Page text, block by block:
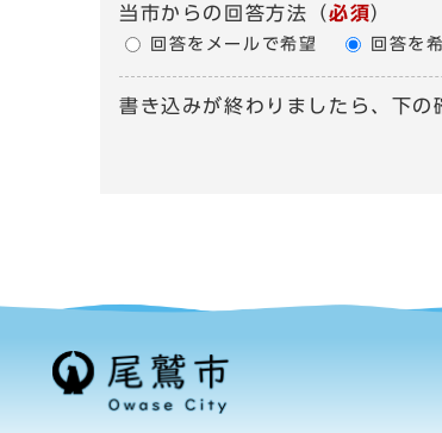
当市からの回答方法 （必須）
回答をメールで希望 回答を
書き込みが終わりましたら、下の